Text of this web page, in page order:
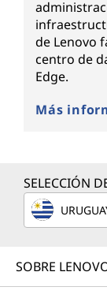
de Lenovo
centro de
Edge.
Más
SELECCIÓN
SOBRE